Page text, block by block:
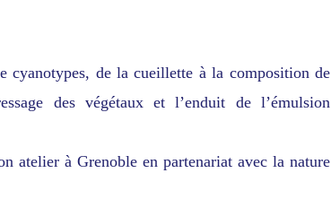
cyanotypes, de la cueillette à la composition de
des végétaux et l’enduit de l’émulsion
atelier à Grenoble en partenariat avec la nature